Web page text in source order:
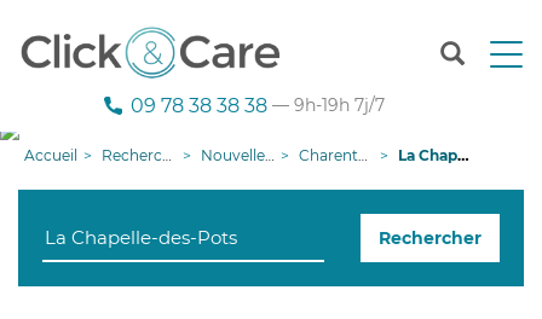
T
n
g
09 78 38 38 38 — 9h-19h 7j/7
Accueil Recherche aide à domicile Nouvelle-Aquitaine Charente-Maritime La Chapelle-des-Pots
Rechercher